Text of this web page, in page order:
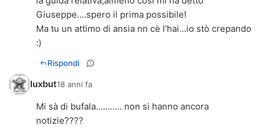
Giuseppe....spero il prima possibile!
Ma tu un attimo di ansia nn cè l'hai...io stò crepando
:)
Rispondi
luxbut18 anni fa
Mi sà di bufala........... non si hanno ancora
notizie????